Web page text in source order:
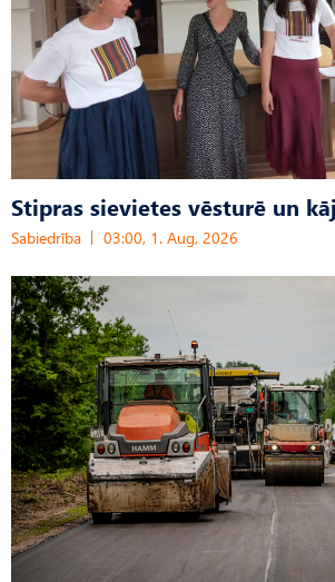
Stipras sievietes vēsturē un
Sabiedrība 03:00, 1. Aug, 2026